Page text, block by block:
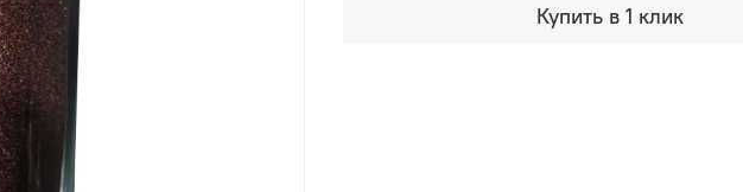
Купить в 1 клик